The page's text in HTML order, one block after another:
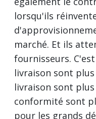
lorsqu'ils
marché. Et ils
fournisseurs.
livraison sont
livraison sont
conformité sont
pour les grands